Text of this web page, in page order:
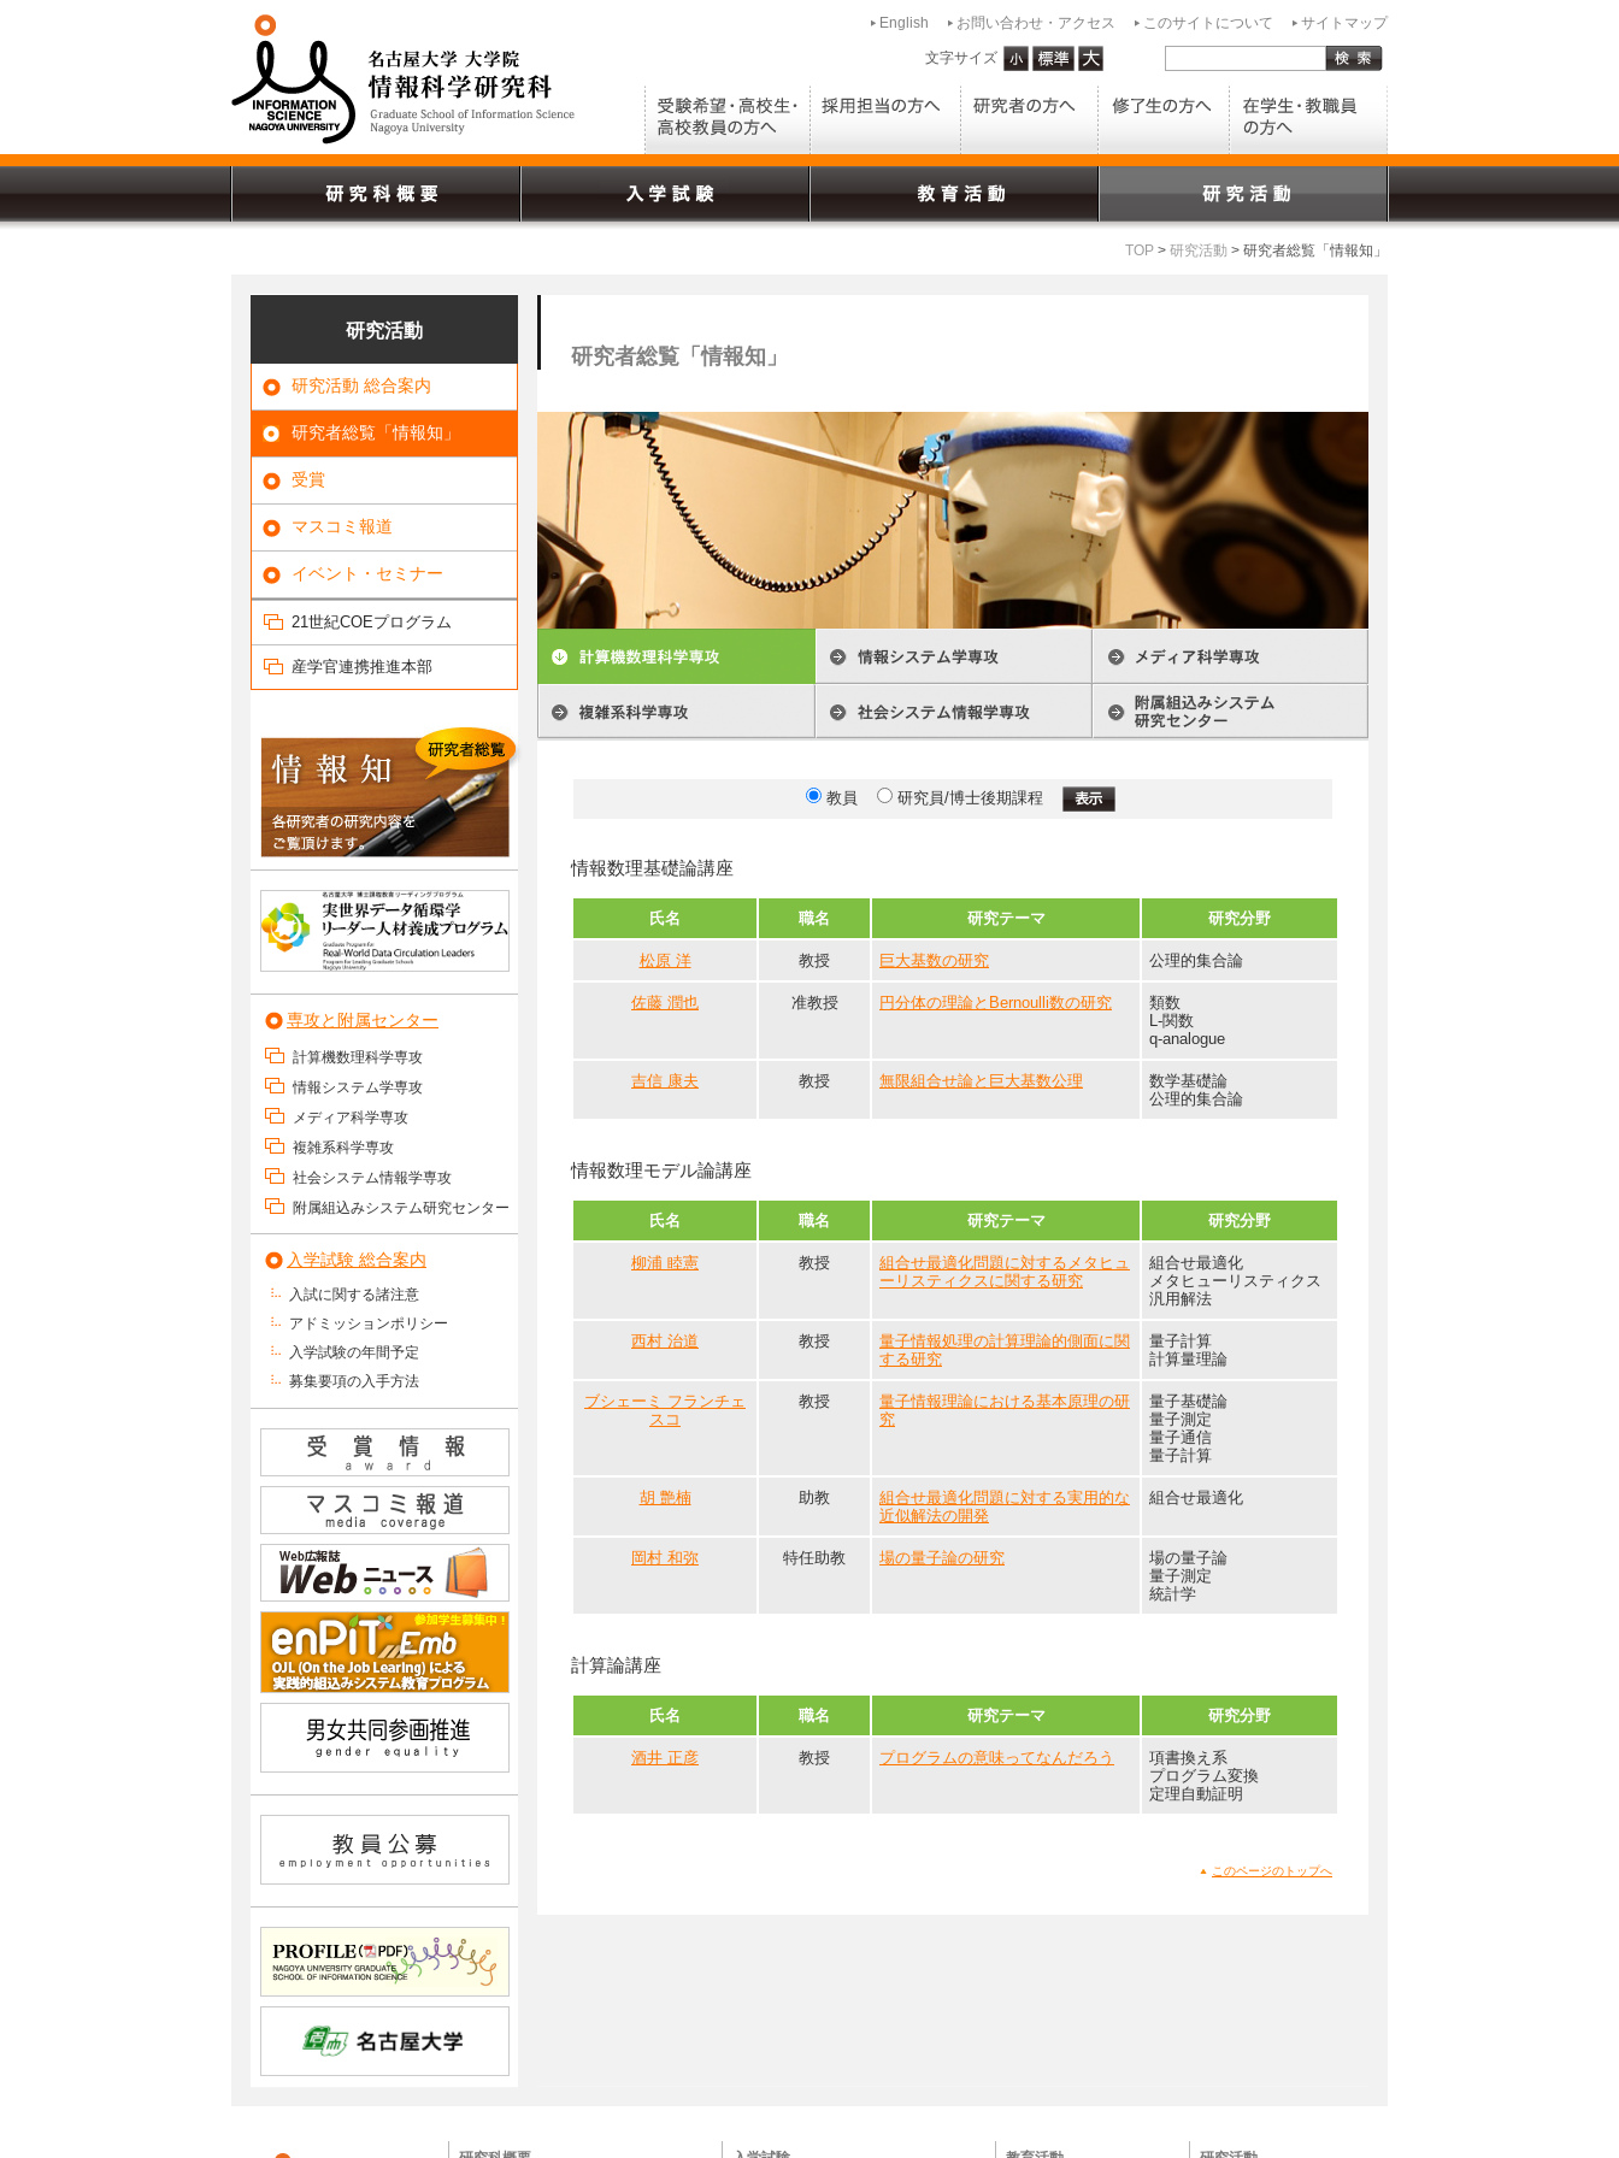
English お問い合わせ・アクセス このサイトについて サイトマップ
文字サイズ
TOP > 研究活動 > 研究者総覧「情報知」
研究活動
研究活動 総合案内
研究者総覧「情報知」
受賞
マスコミ報道
イベント・セミナー
21世紀COEプログラム
産学官連携推進本部
専攻と附属センター
計算機数理科学専攻
情報システム学専攻
メディア科学専攻
複雑系科学専攻
社会システム情報学専攻
附属組込みシステム研究センター
入学試験 総合案内
入試に関する諸注意
アドミッションポリシー
入学試験の年間予定
募集要項の入手方法
研究者総覧「情報知」
教員 研究員/博士後期課程
情報数理基礎論講座
氏名 職名 研究テーマ 研究分野
松原 洋 教授 巨大基数の研究 公理的集合論
佐藤 潤也 准教授 円分体の理論とBernoulli数の研究
類数
L-関数
q-analogue
吉信 康夫 教授 無限組合せ論と巨大基数公理
数学基礎論
公理的集合論
情報数理モデル論講座
氏名 職名 研究テーマ 研究分野
柳浦 睦憲 教授
組合せ最適化問題に対するメタヒュ
ーリスティクスに関する研究
組合せ最適化
メタヒューリスティクス
汎用解法
西村 治道 教授
量子情報処理の計算理論的側面に関
する研究
量子計算
計算量理論
ブシェーミ フランチェ
スコ
教授
量子情報理論における基本原理の研
究
量子基礎論
量子測定
量子通信
量子計算
胡 艶楠 助教
組合せ最適化問題に対する実用的な
近似解法の開発
組合せ最適化
岡村 和弥 特任助教 場の量子論の研究
場の量子論
量子測定
統計学
計算論講座
氏名 職名 研究テーマ 研究分野
酒井 正彦 教授 プログラムの意味ってなんだろう
項書換え系
プログラム変換
定理自動証明
このページのトップへ